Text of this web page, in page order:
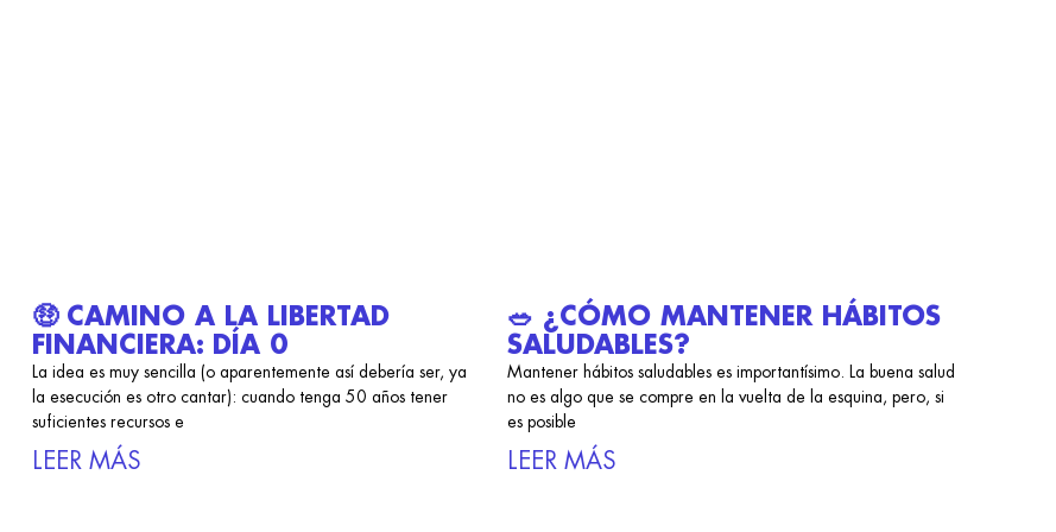
🤑 CAMINO A LA LIBERTAD
FINANCIERA: DÍA 0
La idea es muy sencilla (o aparentemente así debería ser, ya
la esecución es otro cantar): cuando tenga 50 años tener
suficientes recursos e
LEER MÁS
🥗 ¿CÓMO MANTENER HÁBITOS
SALUDABLES?
Mantener hábitos saludables es importantísimo. La buena salud
no es algo que se compre en la vuelta de la esquina, pero, si
es posible
LEER MÁS